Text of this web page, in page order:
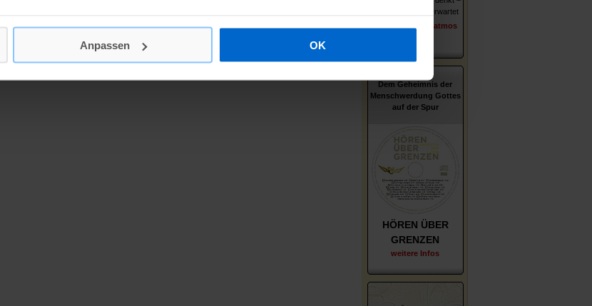
Anpassen OK
was ihn und uns erwartet
erschienen im Patmos
Dem Geheimnis der
Menschwerdung Gottes
auf der Spur
HÖREN ÜBER
GRENZEN
weitere Infos